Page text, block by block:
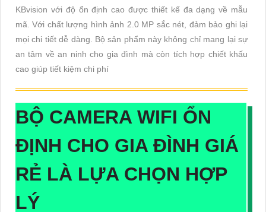
KBvision với độ ổn định cao được thiết kế đa dạng về mẫu
mã. Với chất lượng hình ảnh 2.0 MP sắc nét, đảm bảo ghi lại
mọi chi tiết dễ dàng. Bộ sản phẩm này không chỉ mang lại sự
an tâm về an ninh cho gia đình mà còn tích hợp chiết khấu
cao giúp tiết kiệm chi phí
BỘ CAMERA WIFI ỔN
ĐỊNH CHO GIA ĐÌNH GIÁ
RẺ LÀ LỰA CHỌN HỢP
LÝ